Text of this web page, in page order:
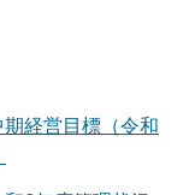
経営目標（令和